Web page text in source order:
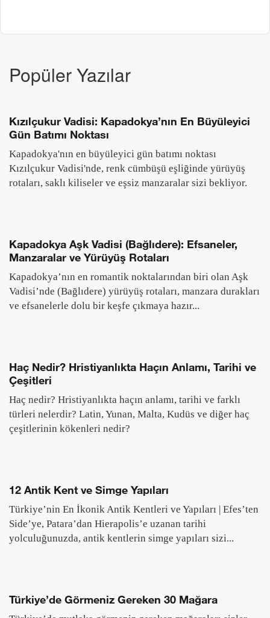
Popüler Yazılar
Kızılçukur Vadisi: Kapadokya’nın En Büyüleyici
Gün Batımı Noktası
Kapadokya'nın en büyüleyici gün batımı noktası
Kızılçukur Vadisi'nde, renk cümbüşü eşliğinde yürüyüş
rotaları, saklı kiliseler ve eşsiz manzaralar sizi bekliyor.
Kapadokya Aşk Vadisi (Bağlıdere): Efsaneler,
Manzaralar ve Yürüyüş Rotaları
Kapadokya’nın en romantik noktalarından biri olan Aşk
Vadisi’nde (Bağlıdere) yürüyüş rotaları, manzara durakları
ve efsanelerle dolu bir keşfe çıkmaya hazır...
Haç Nedir? Hristiyanlıkta Haçın Anlamı, Tarihi ve
Çeşitleri
Haç nedir? Hristiyanlıkta haçın anlamı, tarihi ve farklı
türleri nelerdir? Latin, Yunan, Malta, Kudüs ve diğer haç
çeşitlerinin kökenleri nedir?
12 Antik Kent ve Simge Yapıları
Türkiye’nin En İkonik Antik Kentleri ve Yapıları | Efes’ten
Side’ye, Patara’dan Hierapolis’e uzanan tarihi
yolculuğunuzda, antik kentlerin simge yapıları sizi...
Türkiye’de Görmeniz Gereken 30 Mağara